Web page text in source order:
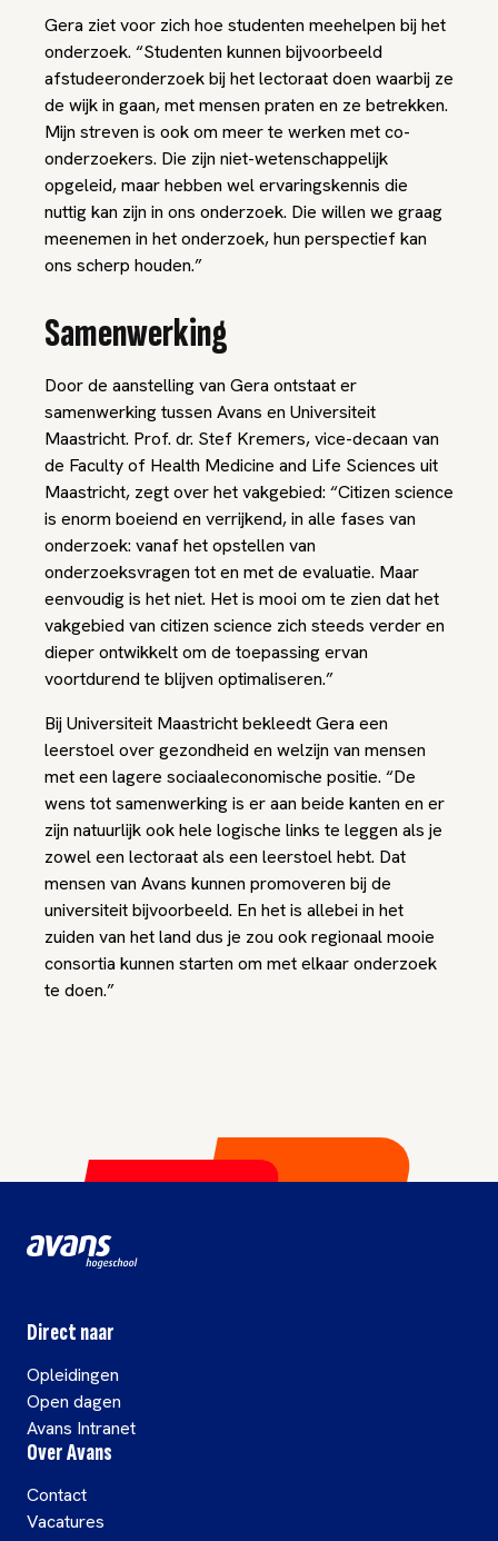
Gera ziet voor zich hoe studenten meehelpen bij het
onderzoek. “Studenten kunnen bijvoorbeeld
afstudeeronderzoek bij het lectoraat doen waarbij ze
de wijk in gaan, met mensen praten en ze betrekken.
Mijn streven is ook om meer te werken met co-
onderzoekers. Die zijn niet-wetenschappelijk
opgeleid, maar hebben wel ervaringskennis die
nuttig kan zijn in ons onderzoek. Die willen we graag
meenemen in het onderzoek, hun perspectief kan
ons scherp houden.”
Samenwerking
Door de aanstelling van Gera ontstaat er
samenwerking tussen Avans en Universiteit
Maastricht. Prof. dr. Stef Kremers, vice-decaan van
de Faculty of Health Medicine and Life Sciences uit
Maastricht, zegt over het vakgebied: “Citizen science
is enorm boeiend en verrijkend, in alle fases van
onderzoek: vanaf het opstellen van
onderzoeksvragen tot en met de evaluatie. Maar
eenvoudig is het niet. Het is mooi om te zien dat het
vakgebied van citizen science zich steeds verder en
dieper ontwikkelt om de toepassing ervan
voortdurend te blijven optimaliseren.”
Bij Universiteit Maastricht bekleedt Gera een
leerstoel over gezondheid en welzijn van mensen
met een lagere sociaaleconomische positie. “De
wens tot samenwerking is er aan beide kanten en er
zijn natuurlijk ook hele logische links te leggen als je
zowel een lectoraat als een leerstoel hebt. Dat
mensen van Avans kunnen promoveren bij de
universiteit bijvoorbeeld. En het is allebei in het
zuiden van het land dus je zou ook regionaal mooie
consortia kunnen starten om met elkaar onderzoek
te doen.”
Direct naar
Opleidingen
Open dagen
Avans Intranet
Over Avans
Contact
Vacatures